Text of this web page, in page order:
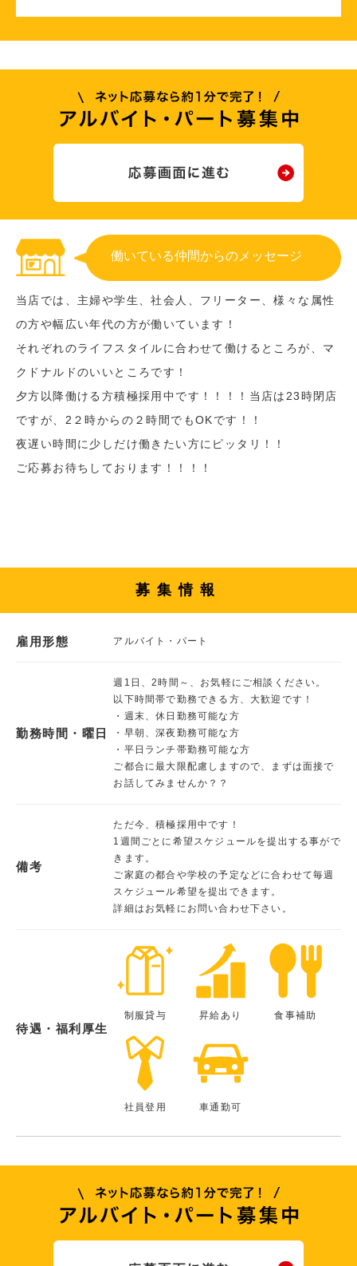
働いている仲間からのメッセージ
当店では、主婦や学生、社会人、フリーター、様々な属性
の方や幅広い年代の方が働いています！
それぞれのライフスタイルに合わせて働けるところが、マ
クドナルドのいいところです！
夕方以降働ける方積極採用中です！！！！当店は23時閉店
ですが、2２時からの２時間でもOKです！！
夜遅い時間に少しだけ働きたい方にピッタリ！！
ご応募お待ちしております！！！！
募集情報
雇用形態 アルバイト・パート
勤務時間・曜日
週1日、2時間～、お気軽にご相談ください。
以下時間帯で勤務できる方、大歓迎です！
・週末、休日勤務可能な方
・早朝、深夜勤務可能な方
・平日ランチ帯勤務可能な方
ご都合に最大限配慮しますので、まずは面接で
お話してみませんか？？
備考
ただ今、積極採用中です！
1週間ごとに希望スケジュールを提出する事がで
きます。
ご家庭の都合や学校の予定などに合わせて毎週
スケジュール希望を提出できます。
詳細はお気軽にお問い合わせ下さい。
待遇・福利厚生
制服貸与 昇給あり 食事補助
社員登用 車通勤可